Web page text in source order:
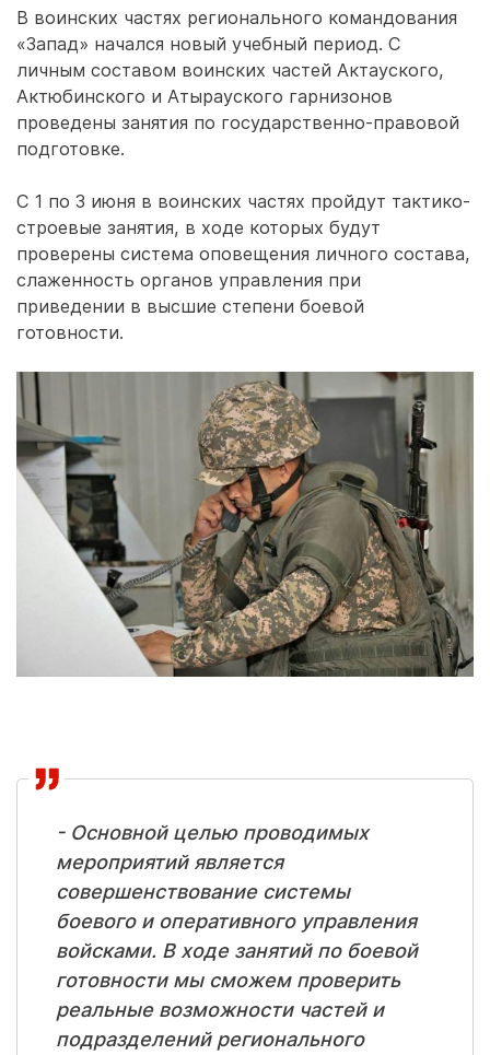
В воинских частях регионального командования
«Запад» начался новый учебный период. С
личным составом воинских частей Актауского,
Актюбинского и Атырауского гарнизонов
проведены занятия по государственно-правовой
подготовке.
С 1 по 3 июня в воинских частях пройдут тактико-
строевые занятия, в ходе которых будут
проверены система оповещения личного состава,
слаженность органов управления при
приведении в высшие степени боевой
готовности.
- Основной целью проводимых
мероприятий является
совершенствование системы
боевого и оперативного управления
войсками. В ходе занятий по боевой
готовности мы сможем проверить
реальные возможности частей и
подразделений регионального